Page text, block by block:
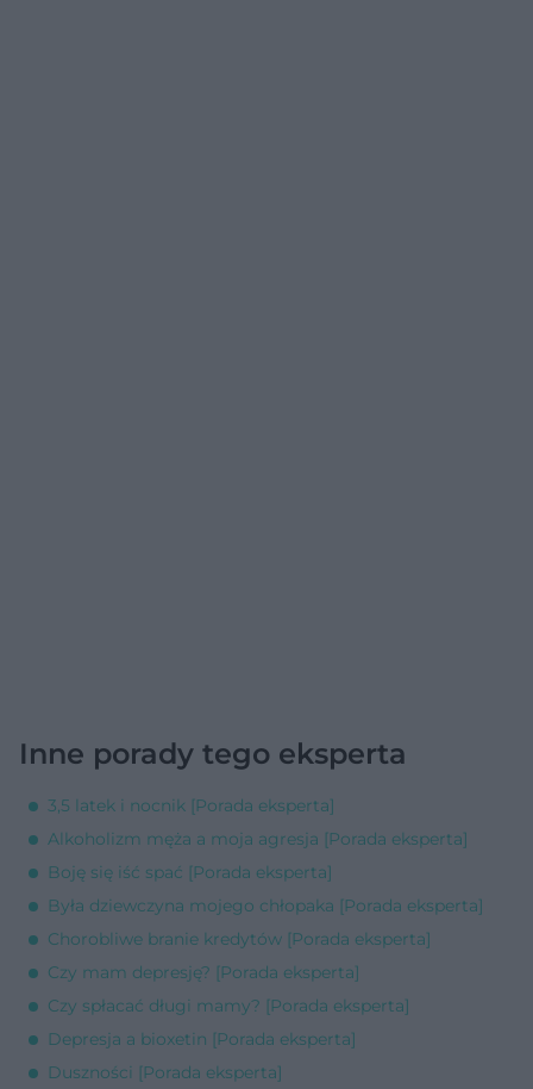
Inne porady tego eksperta
3,5 latek i nocnik [Porada eksperta]
Alkoholizm męża a moja agresja [Porada eksperta]
Boję się iść spać [Porada eksperta]
Była dziewczyna mojego chłopaka [Porada eksperta]
Chorobliwe branie kredytów [Porada eksperta]
Czy mam depresję? [Porada eksperta]
Czy spłacać długi mamy? [Porada eksperta]
Depresja a bioxetin [Porada eksperta]
Duszności [Porada eksperta]